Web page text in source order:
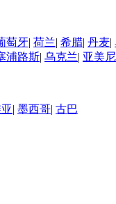
萄牙| 荷兰| 希腊| 丹麦|
浦路斯| 乌克兰| 亚美
| 墨西哥| 古巴